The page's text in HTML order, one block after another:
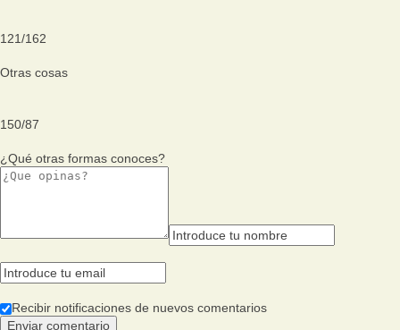
121/162
Otras cosas
150/87
¿Qué otras formas conoces?
Recibir notificaciones de nuevos comentarios